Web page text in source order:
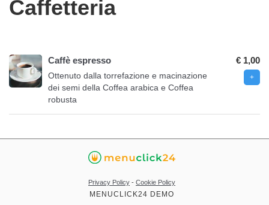
Caffetteria
Caffè espresso
Ottenuto dalla torrefazione e macinazione
dei semi della Coffea arabica e Coffea
robusta
€ 1,00
Privacy Policy - Cookie Policy
MENUCLICK24 DEMO